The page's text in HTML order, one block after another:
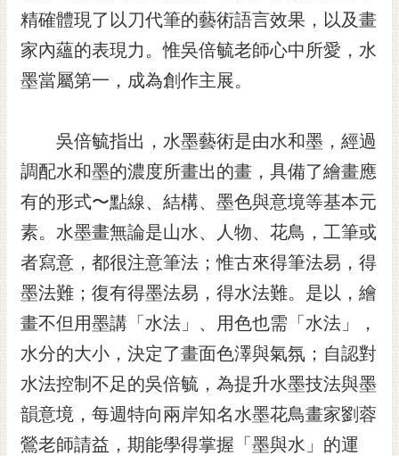
告
市
交
精確體現了以刀代筆的藝術語言效果，以及畫
家內蘊的表現力。惟吳倍毓老師心中所愛，水
墨當屬第一，成為創作主展。
吳倍毓指出，水墨藝術是由水和墨，經過
調配水和墨的濃度所畫出的畫，具備了繪畫應
有的形式〜點線、結構、墨色與意境等基本元
素。水墨畫無論是山水、人物、花鳥，工筆或
者寫意，都很注意筆法；惟古來得筆法易，得
墨法難；復有得墨法易，得水法難。是以，繪
畫不但用墨講「水法」、用色也需「水法」，
水分的大小，決定了畫面色澤與氣氛；自認對
水法控制不足的吳倍毓，為提升水墨技法與墨
韻意境，每週特向兩岸知名水墨花鳥畫家劉蓉
鶯老師請益，期能學得掌握「墨與水」的運